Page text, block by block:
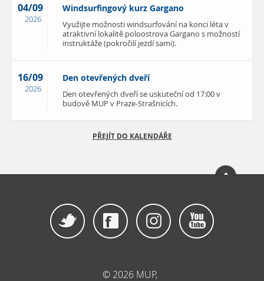
04/09
2026
Windsurfingový kurz Gargano
Využijte možnosti windsurfování na konci léta v
atraktivní lokalitě poloostrova Gargano s možností
instruktáže (pokročilí jezdí sami).
16/09
2026
Den otevřených dveří
Den otevřených dveří se uskuteční od 17:00 v
budově MUP v Praze-Strašnicích.
PŘEJÍT DO KALENDÁŘE
© 2026 MUP,